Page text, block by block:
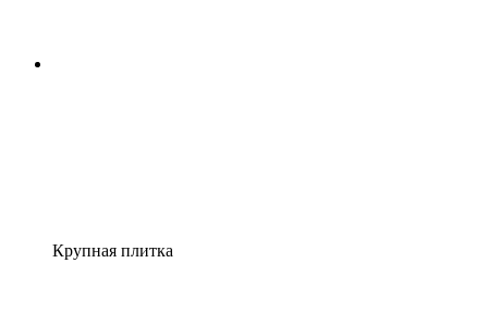
Крупная плитка